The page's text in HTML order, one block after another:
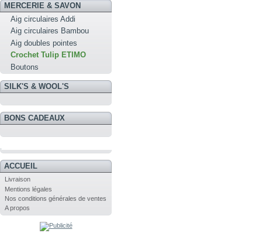
MERCERIE & SAVON
Aig circulaires Addi
Aig circulaires Bambou
Aig doubles pointes
Crochet Tulip ETIMO
Boutons
SILK'S & WOOL'S
BONS CADEAUX
ACCUEIL
Livraison
Mentions légales
Nos conditions générales de ventes
A propos